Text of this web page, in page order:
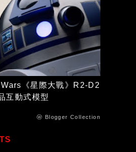
《星際大戰》R2-D2
互動式模型
ⓦ Blogger Collection